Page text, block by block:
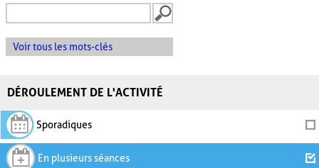
Voir tous les mots-clés
DÉROULEMENT DE L'ACTIVITÉ
Sporadiques
En plusieurs séances